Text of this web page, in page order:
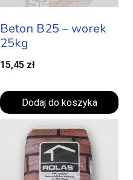
Beton B25 – worek
25kg
15,45 zł
Dodaj do koszyka